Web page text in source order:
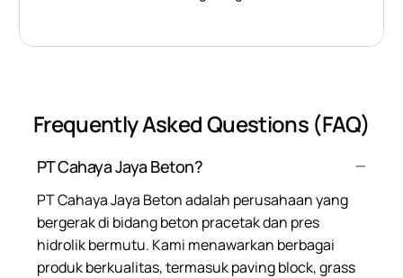
Frequently Asked Questions (FAQ)
PT Cahaya Jaya Beton?
PT Cahaya Jaya Beton adalah perusahaan yang
bergerak di bidang beton pracetak dan pres
hidrolik bermutu. Kami menawarkan berbagai
produk berkualitas, termasuk paving block, grass